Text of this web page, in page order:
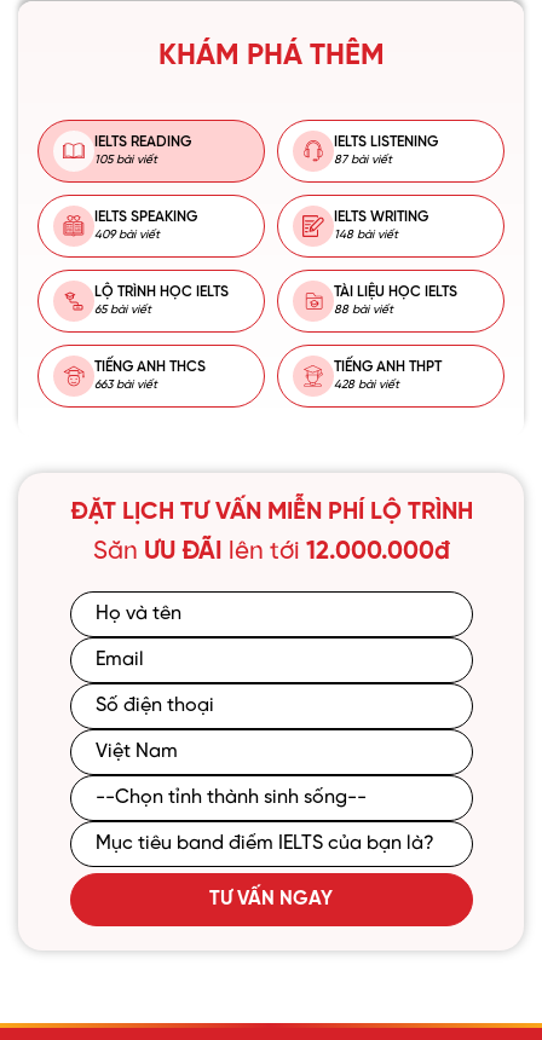
KHÁM PHÁ THÊM
IELTS READING
105 bài viết
IELTS LISTENING
87 bài viết
IELTS SPEAKING
409 bài viết
IELTS WRITING
148 bài viết
LỘ TRÌNH HỌC IELTS
65 bài viết
TÀI LIỆU HỌC IELTS
88 bài viết
TIẾNG ANH THCS
663 bài viết
TIẾNG ANH THPT
428 bài viết
ĐẶT LỊCH TƯ VẤN MIỄN PHÍ LỘ TRÌNH
Săn ƯU ĐÃI lên tới 12.000.000đ
TƯ VẤN NGAY